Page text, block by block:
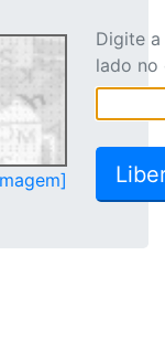
Digite
lado no